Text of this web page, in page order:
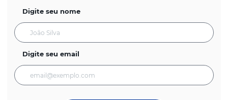
Digite seu nome
Digite seu email